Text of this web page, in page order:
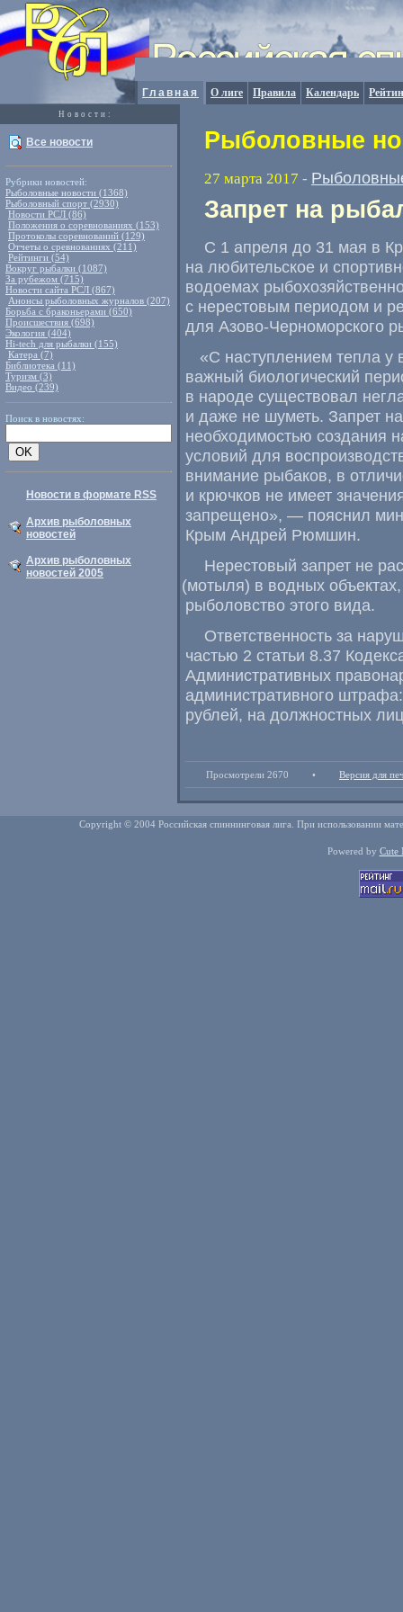
Главная О лиге Правила Календарь
Новости:
Все новости
Рубрики новостей:
Рыболовные новости (1368)
Рыболовный спорт (2930)
Новости РСЛ (86)
Положения о соревнованиях (153)
Протоколы соревнований (129)
Отчеты о сревнованиях (211)
Рейтинги (54)
Вокруг рыбалки (1087)
За рубежом (715)
Новости сайта РСЛ (867)
Анонсы рыболовных журналов (207)
Борьба с браконьерами (650)
Происшествия (698)
Экология (404)
Hi-tech для рыбалки (155)
Катера (7)
Библиотека (11)
Туризм (3)
Видео (239)
Поиск в новостях:
Новости в формате RSS
Архив рыболовных
новостей
Архив рыболовных
новостей 2005
Рыболовные
27 марта 2017 -
Запрет на
С 1 апреля до 31 мая в
на любительское и
водоемах
с нерестовым периодом и
для Азово-Черноморского
«С наступлением тепла у
важный биологический
в народе существовал
и даже не шуметь. Запрет
необходимостью создания
условий для
внимание рыбаков, в
и крючков не имеет
запрещено», — пояснил
Крым Андрей Рюмшин.
Нерестовый запрет не
(мотыля) в водных объектах,
рыболовство этого вида.
Ответственность за
частью 2 статьи 8.37
Административных
административного
рублей, на должностных
Просмотрели 2670 • Версия для
Copyright © 2004 Российская спиннинговая лига. При использовании
Powered by Cute